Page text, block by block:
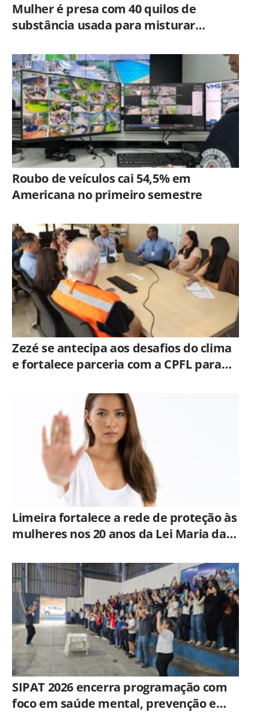
Mulher é presa com 40 quilos de
substância usada para misturar
Piracicaba
Roubo de veículos cai 54,5% em
Americana no primeiro semestre
Zezé se antecipa aos desafios do clima
e fortalece parceria com a CPFL para
Limeira fortalece a rede de proteção às
mulheres nos 20 anos da Lei Maria da
SIPAT 2026 encerra programação com
foco em saúde mental, prevenção e